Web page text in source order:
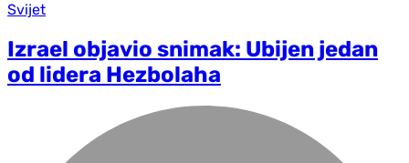
Svijet
Izrael objavio snimak: Ubijen jedan
od lidera Hezbolaha